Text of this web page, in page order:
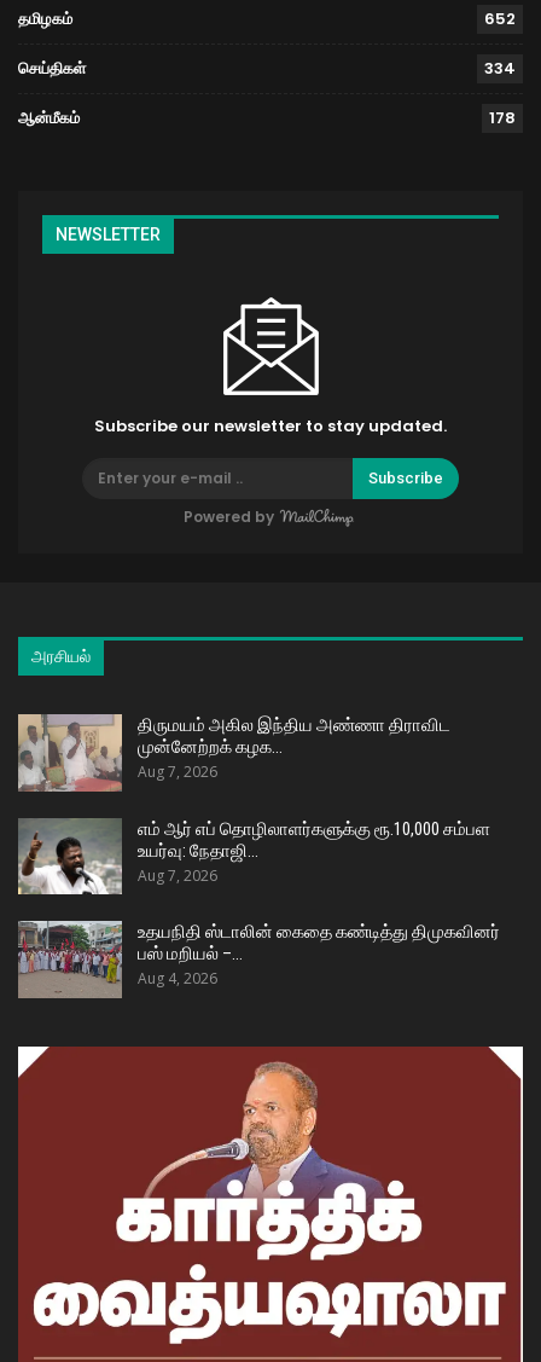
தமிழகம் 652
செய்திகள் 334
ஆன்மீகம் 178
NEWSLETTER
Subscribe our newsletter to stay updated.
Subscribe
Powered by
அரசியல்
திருமயம் அகில இந்திய அண்ணா திராவிட
முன்னேற்றக் கழக…
Aug 7, 2026
எம் ஆர் எப் தொழிலாளர்களுக்கு ரூ.10,000 சம்பள
உயர்வு: நேதாஜி…
Aug 7, 2026
உதயநிதி ஸ்டாலின் கைதை கண்டித்து திமுகவினர்
பஸ் மறியல் –…
Aug 4, 2026